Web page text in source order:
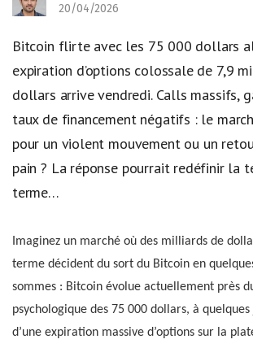
20/04/2026
Bitcoin flirte avec les 75 000 dollars
expiration d’options colossale de 7,9
dollars arrive vendredi. Calls massifs,
taux de financement négatifs : le
pour un violent mouvement ou un
pain ? La réponse pourrait redéfinir la
terme…
Imaginez un marché où des milliards de
terme décident du sort du Bitcoin en
sommes : Bitcoin évolue actuellement près
psychologique des 75 000 dollars, à
d’une expiration massive d’options sur la